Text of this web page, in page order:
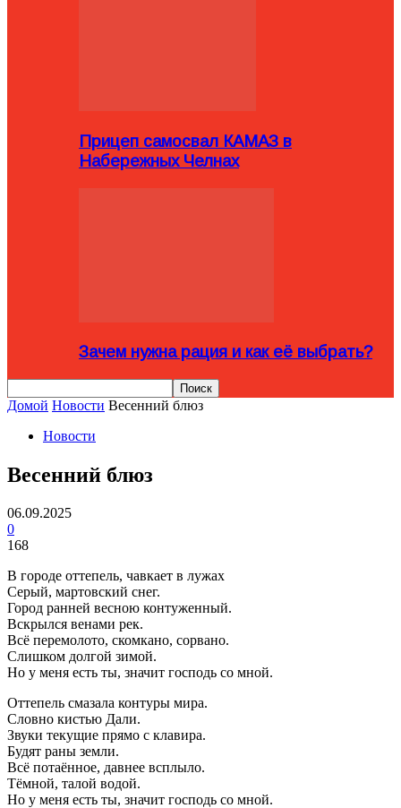
Прицеп самосвал КАМАЗ в
Набережных Челнах
Зачем нужна рация и как её выбрать?
Домой Новости Весенний блюз
Новости
Весенний блюз
06.09.2025
0
168
В городе оттепель, чавкает в лужах
Серый, мартовский снег.
Город ранней весною контуженный.
Вскрылся венами рек.
Всё перемолото, скомкано, сорвано.
Слишком долгой зимой.
Но у меня есть ты, значит господь со мной.
Оттепель смазала контуры мира.
Словно кистью Дали.
Звуки текущие прямо с клавира.
Будят раны земли.
Всё потаённое, давнее всплыло.
Тёмной, талой водой.
Но у меня есть ты, значит господь со мной.